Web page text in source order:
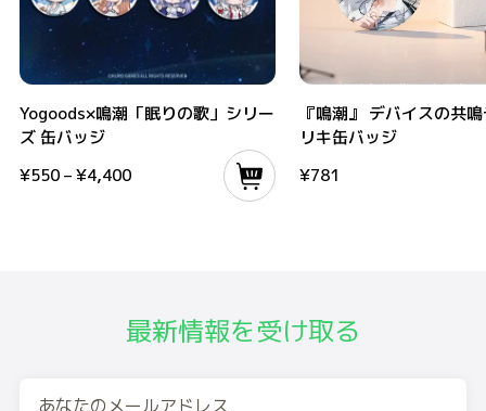
Yogoods×鳴潮「眠りの歌」シリー
ズ 缶バッジ
¥550–¥4,400
『鳴潮』 デバイスの共
リキ缶バッジ
¥781
最新情報を受け取る